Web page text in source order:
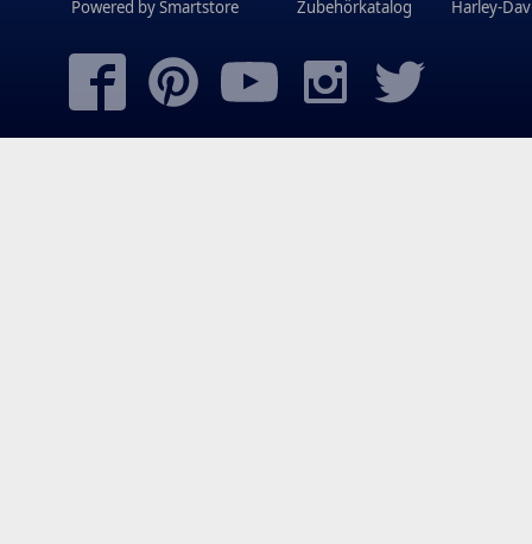
Powered bySmartstore
Zubehörkatalog
Harley-